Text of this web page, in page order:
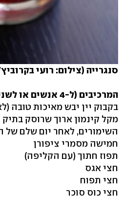
סנגרייה (צילום: רועי
המרכיבים (ל-4 אנשים או לשניים שיכורים במיוחד):
בקבוק יין יבש מאיכות טובה
מקל קינמון ארוך שרוסק
השימורים, לאחר יום שלם של
חמישה מסמרי ציפורן
תפוז חתוך (עם הקליפה)
חצי אגס
חצי תפוח
חצי כוס סוכר